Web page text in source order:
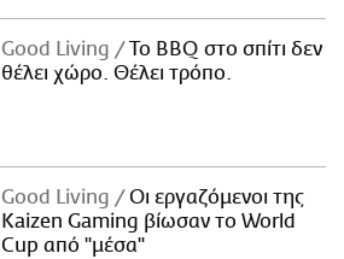
Good Living
Το BBQ στο σπίτι δεν
θέλει χώρο. Θέλει τρόπο.
Good Living
Οι εργαζόμενοι της
Kaizen Gaming βίωσαν το World
Cup από "μέσα"